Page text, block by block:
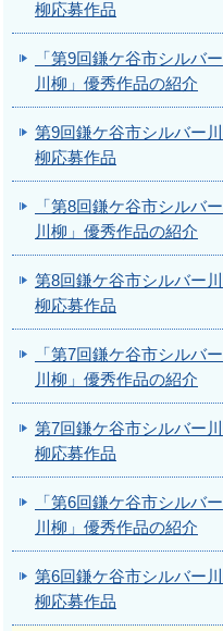
柳応募作品
「第9回鎌ケ谷市シルバー
川柳」優秀作品の紹介
第9回鎌ケ谷市シルバー川
柳応募作品
「第8回鎌ケ谷市シルバー
川柳」優秀作品の紹介
第8回鎌ケ谷市シルバー川
柳応募作品
「第7回鎌ケ谷市シルバー
川柳」優秀作品の紹介
第7回鎌ケ谷市シルバー川
柳応募作品
「第6回鎌ケ谷市シルバー
川柳」優秀作品の紹介
第6回鎌ケ谷市シルバー川
柳応募作品